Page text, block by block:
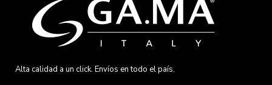
Alta calidad a un click. Envíos en todo el país.